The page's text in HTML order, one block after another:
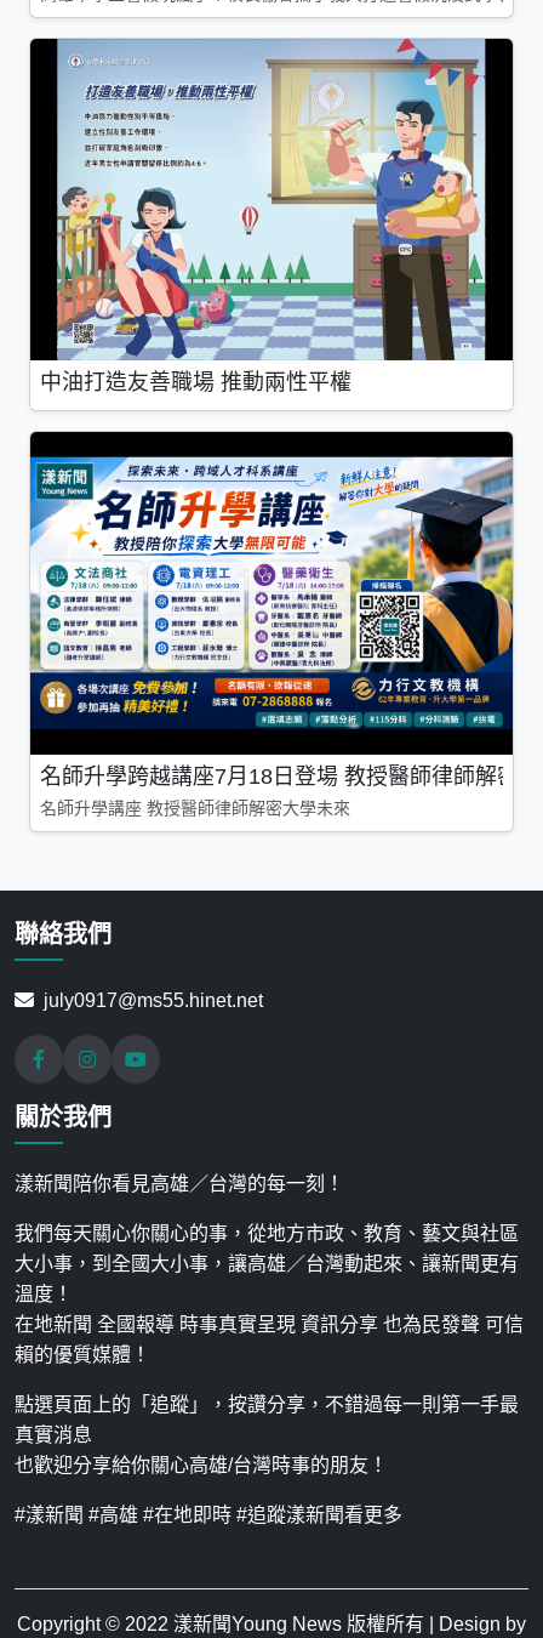
中油打造友善職場 推動兩性平權
名師升學跨越講座7月18日登場 教授醫師律師解密
名師升學講座 教授醫師律師解密大學未來
聯絡我們
july0917@ms55.hinet.net
關於我們
漾新聞陪你看見高雄／台灣的每一刻！
我們每天關心你關心的事，從地方市政、教育、藝文與社區
大小事，到全國大小事，讓高雄／台灣動起來、讓新聞更有
溫度！
在地新聞 全國報導 時事真實呈現 資訊分享 也為民發聲 可信
賴的優質媒體！
點選頁面上的「追蹤」，按讚分享，不錯過每一則第一手最
真實消息
也歡迎分享給你關心高雄/台灣時事的朋友！
#漾新聞 #高雄 #在地即時 #追蹤漾新聞看更多
Copyright © 2022 漾新聞Young News 版權所有 | Design by